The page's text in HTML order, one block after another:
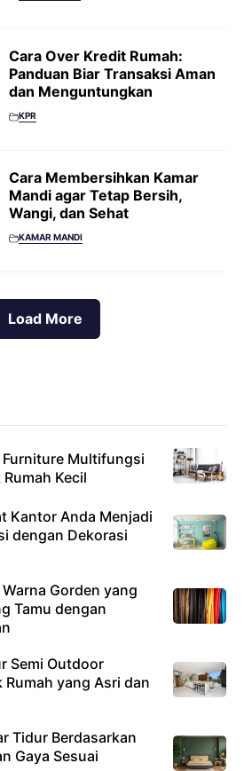
Cara Over Kredit Rumah:
Panduan Biar Transaksi Aman
dan Menguntungkan
KPR
Cara Membersihkan Kamar
Mandi agar Tetap Bersih,
Wangi, dan Sehat
KAMAR MANDI
Load More
Furniture Multifungsi
Kecil
Kantor Anda Menjadi
dengan Dekorasi
Gorden yang
Tamu dengan
Semi Outdoor
yang Asri dan
Tidur Berdasarkan
Gaya Sesuai